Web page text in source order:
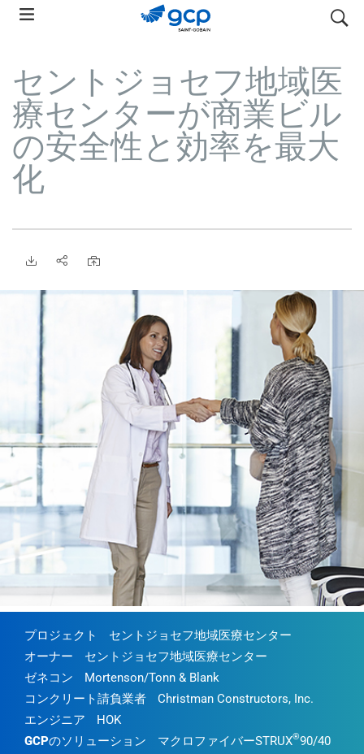
Skip
navigation
検索
セントジョセフ地域医
療センターが商業ビル
の安全性と効率を最大
化
プロジェクト
セントジョセフ地域医療センター
オーナー
セントジョセフ地域医療センター
ゼネコン
Mortenson/Tonn & Blank
コンクリート請負業者
Christman Constructors, Inc.
エンジニア
HOK
GCPのソリューション
マクロファイバーSTRUX®90/40